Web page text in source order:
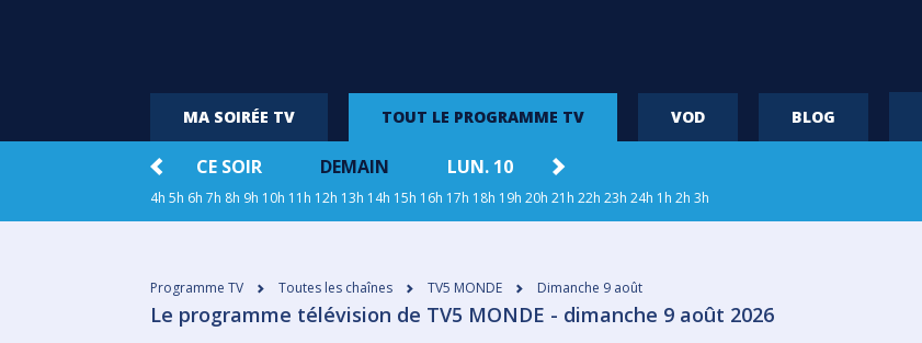
MA SOIRÉE TV TOUT LE PROGRAMME TV VOD BLOG
CE SOIR DEMAIN LUN. 10
4h 5h 6h 7h 8h 9h 10h 11h 12h 13h 14h 15h 16h 17h 18h 19h 20h 21h 22h 23h 24h 1h 2h 3h
Programme TV Toutes les chaînes TV5 MONDE Dimanche 9 août
Le programme télévision de TV5 MONDE - dimanche 9 août 2026